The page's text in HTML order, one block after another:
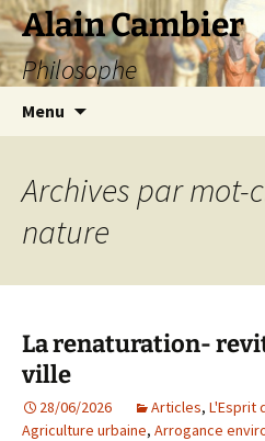
Aller
au
contenu
Alain Cambier
Philosophe
Menu
Archives par mot-
nature
La renaturation-
ville
28/06/2026 Articles, L'Esprit
Agriculture urbaine, Arrogance